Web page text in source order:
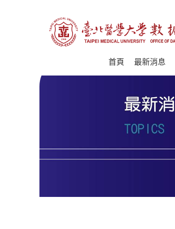
首頁 最新消息